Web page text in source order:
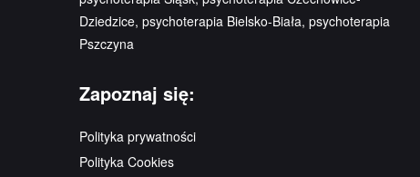
Dziedzice, psychoterapia Bielsko-Biała, psychoterapia
Pszczyna
Zapoznaj się:
Polityka prywatności
Polityka Cookies